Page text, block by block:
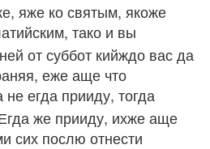
яже ко святым, якоже
тако и вы
от суббот кийждо вас да
еже аще что
егда прииду, тогда
же прииду, ихже аще
сих послю отнести